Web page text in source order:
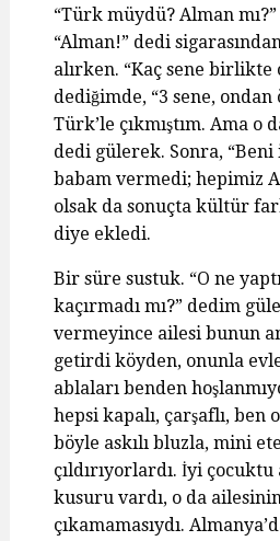
“Türk müydü? Alman
“Alman!” dedi
alırken. “Kaç sene birlikte
dediğimde, “3 sene,
Türk’le çıkmıştım. Ama o
dedi gülerek. Sonra,
babam vermedi; hepimiz
olsak da sonuçta kültür
diye ekledi.
Bir süre sustuk. “O ne
kaçırmadı mı?” dedim
vermeyince ailesi bunun
getirdi köyden, onunla
ablaları benden
hepsi kapalı, çarşaflı, ben
böyle askılı bluzla, mini
çıldırıyorlardı. İyi çocuktu
kusuru vardı, o da
çıkamamasıydı.